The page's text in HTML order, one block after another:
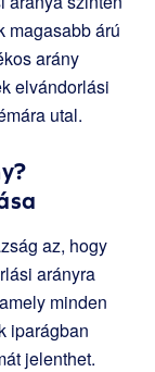
magasabb árú
arány
elvándorlási
utal.
az, hogy
arányra
minden
iparágban
jelenthet.